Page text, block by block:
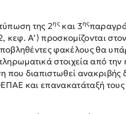
της 2ης και 3ης
Α’) προσκομίζονται
φακέλους θα
στοιχεία από την
διαπιστωθεί ανακριβής
και επανακατάταξή